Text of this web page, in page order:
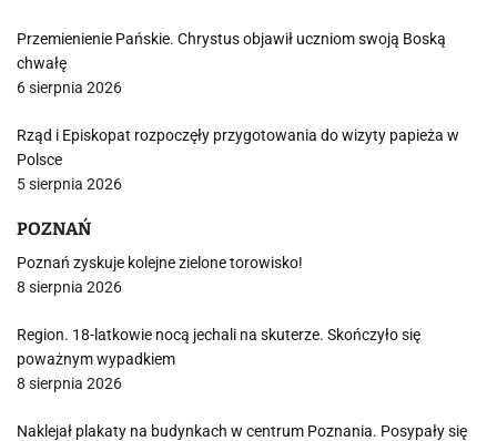
Przemienienie Pańskie. Chrystus objawił uczniom swoją Boską
chwałę
6 sierpnia 2026
Rząd i Episkopat rozpoczęły przygotowania do wizyty papieża w
Polsce
5 sierpnia 2026
POZNAŃ
Poznań zyskuje kolejne zielone torowisko!
8 sierpnia 2026
Region. 18-latkowie nocą jechali na skuterze. Skończyło się
poważnym wypadkiem
8 sierpnia 2026
Naklejał plakaty na budynkach w centrum Poznania. Posypały się